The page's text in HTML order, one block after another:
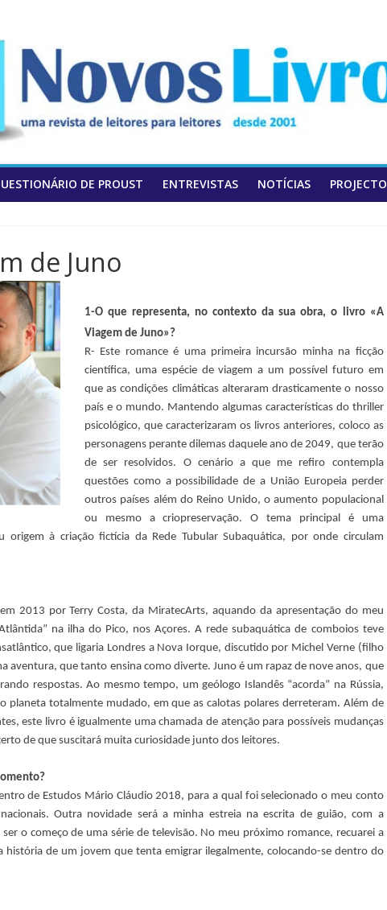
DE PROUST ENTREVISTAS NOTÍCIAS PROJECTO
de Juno
1-O que representa, no contexto da sua obra, o livro «A
Viagem de Juno»?
R- Este romance é uma primeira incursão minha na ficção
científica, uma espécie de viagem a um possível futuro em
que as condições climáticas alteraram drasticamente o nosso
país e o mundo. Mantendo algumas características do thriller
psicológico, que caracterizaram os livros anteriores, coloco as
personagens perante dilemas daquele ano de 2049, que terão
de ser resolvidos. O cenário a que me refiro contempla
questões como a possibilidade de a União Europeia perder
outros países além do Reino Unido, o aumento populacional
ou mesmo a criopreservação. O tema principal é uma
à criação fictícia da Rede Tubular Subaquática, por onde circulam
2013 por Terry Costa, da MiratecArts, aquando da apresentação do meu
na ilha do Pico, nos Açores. A rede subaquática de comboios teve
que ligaria Londres a Nova Iorque, discutido por Michel Verne (filho
aventura, que tanto ensina como diverte. Juno é um rapaz de nove anos, que
respostas. Ao mesmo tempo, um geólogo Islandês “acorda” na Rússia,
planeta totalmente mudado, em que as calotas polares derreteram. Além de
este livro é igualmente uma chamada de atenção para possíveis mudanças
de que suscitará muita curiosidade junto dos leitores.
de Estudos Mário Cláudio 2018, para a qual foi selecionado o meu conto
Outra novidade será a minha estreia na escrita de guião, com a
o começo de uma série de televisão. No meu próximo romance, recuarei a
história de um jovem que tenta emigrar ilegalmente, colocando-se dentro do